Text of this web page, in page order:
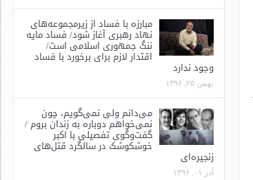
مبارزه با فساد از زیرمجموعه‌های
نهاد رهبری آغاز شود/ فساد مایه
ننگ جمهوری اسلامی است/
اقتدار لازم برای برخورد با فساد
وجود ندارد
بهمن ۲۵, ۱۳۹۶
می‌دانم ولی نمی‌گویم، چون
نمی‌خواهم دوباره به زندان بروم /
گفت‌وگوی تفصیلی با اکبر
خوشکوشک در سالگرد قتل‌های
زنجیره‌ای
آذر ۰۱, ۱۳۹۶